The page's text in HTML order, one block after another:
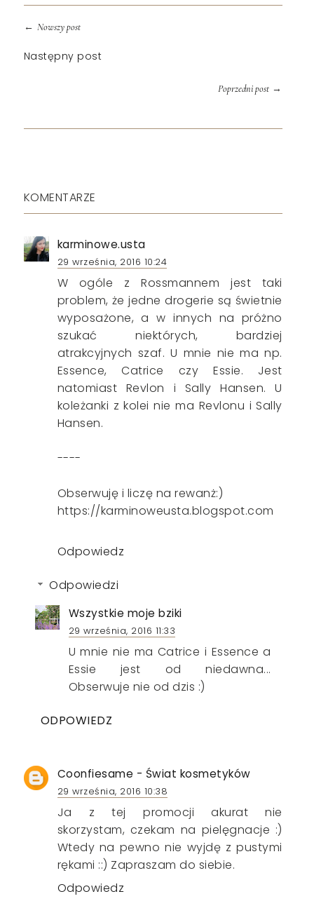
← Nowszy post
Następny post
Poprzedni post→
KOMENTARZE
karminowe.usta
29 września, 2016 10:24
W ogóle z Rossmannem jest taki
problem, że jedne drogerie są świetnie
wyposażone, a w innych na próżno
szukać niektórych, bardziej
atrakcyjnych szaf. U mnie nie ma np.
Essence, Catrice czy Essie. Jest
natomiast Revlon i Sally Hansen. U
koleżanki z kolei nie ma Revlonu i Sally
Hansen.
----
Obserwuję i liczę na rewanż:)
https://karminoweusta.blogspot.com
Odpowiedz
Odpowiedzi
Wszystkie moje bziki
29 września, 2016 11:33
U mnie nie ma Catrice i Essence a
Essie jest od niedawna...
Obserwuje nie od dzis :)
ODPOWIEDZ
Coonfiesame - Świat kosmetyków
29 września, 2016 10:38
Ja z tej promocji akurat nie
skorzystam, czekam na pielęgnacje :)
Wtedy na pewno nie wyjdę z pustymi
rękami ::) Zapraszam do siebie.
Odpowiedz